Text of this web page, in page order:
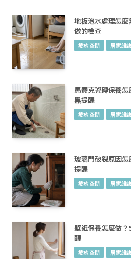
地板泡水處理怎
做的檢查
療癒空間 居家維護
馬賽克瓷磚保養
黑提醒
療癒空間 居家維護
玻璃門破裂原因
提醒
療癒空間 居家維護
壁紙保養怎麼做
醒
療癒空間 居家維護